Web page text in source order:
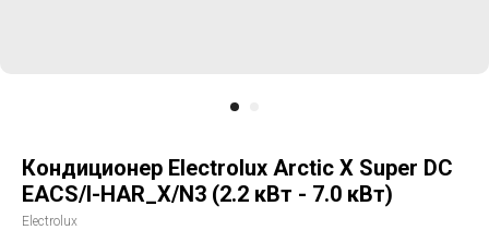
Кондиционер Electrolux Arctic X Super DC
EACS/I-HAR_X/N3 (2.2 кВт - 7.0 кВт)
Electrolux